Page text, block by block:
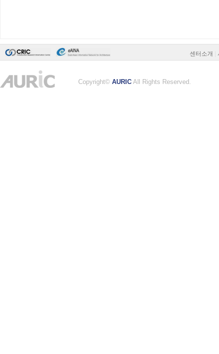
센터소개
Copyright© AURIC All Rights Reserved.